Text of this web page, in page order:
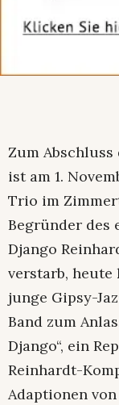
Zum
ist am 1.
Trio im
Begründer des
Django
verstarb, heute
junge Gipsy-
Band zum
Django“, ein
Reinhardt-
Adaptionen